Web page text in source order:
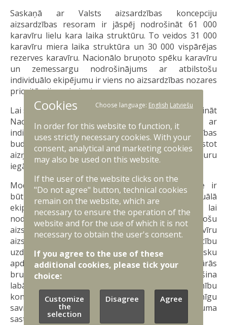
Saskaņā ar Valsts aizsardzības koncepciju
aizsardzības resoram ir jāspēj nodrošināt 61 000
karavīru lielu kara laika struktūru. To veidos 31 000
karavīru miera laika struktūra un 30 000 vispārējas
rezerves karavīru. Nacionālo bruņoto spēku karavīru
un zemessargu nodrošinājums ar atbilstošu
individuālo ekipējumu ir viens no aizsardzības nozares
prioritārajiem virzieniem.
Lai sasniegtu mērķi savlaicīgi un pilnvērtīgi nodrošināt
Nacionālo bruņoto spēku personālsastāvu ar
individuālo ekipējumu, papildus esošajam aizsardzības
budžetam tiks izmantots SAFE instruments, piesaistot
aizņēmumu modulāro bruņuvestu un bruņucepuru
iegādei.
Modulāro bruņuvestu un bruņucepuru iegāde ir
būtiska Nacionālo bruņoto spēku individuālā
ekipējuma modernizēšanai un papildināšanai, lai
nodrošinātu vienotu, mūsdienu prasībām atbilstošu
aizsardzību. Šis ekipējums paaugstina karavīru
aizsardzības līmeni un izdzīvotspēju kaujas un mācību
uzdevumos, būtiski samazinot ievainojumu risku
apdraudējuma apstākļos. Turklāt jaunās modulārās
bruņuvestes uzlabo karavīru mobilitāti, nodrošina
labāku slodzes sadalījumu un pielāgojamību
konkrētiem uzdevumiem, kā arī garantē pilnīgu
savietojamību ar citām individuālā ekipējuma
sastāvdaļām.
Cookies Choose language: English Latviešu
In order for this website to function, it
uses strictly necessary cookies. With your
consent, analytical and marketing cookies
may also be used on this website.
If the user of the website clicks on the
"Do not agree" button, technical cookies
remain on the website, which are
necessary to ensure the operation of the
website and for the use of which it is not
necessary to obtain the user's consent.
If you agree to the use of these
additional cookies, please tick your
choice:
Customize
the
selection
Disagree Agree